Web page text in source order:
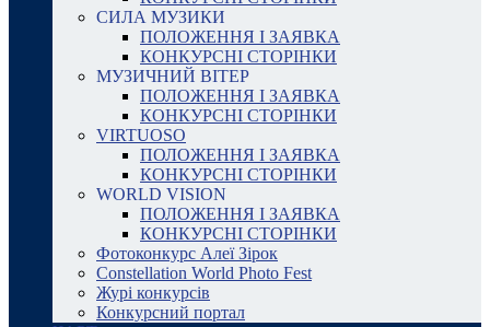
СИЛА МУЗИКИ
ПОЛОЖЕННЯ І ЗАЯВКА
КОНКУРСНІ СТОРІНКИ
МУЗИЧНИЙ ВІТЕР
ПОЛОЖЕННЯ І ЗАЯВКА
КОНКУРСНІ СТОРІНКИ
VIRTUOSO
ПОЛОЖЕННЯ І ЗАЯВКА
КОНКУРСНІ СТОРІНКИ
WORLD VISION
ПОЛОЖЕННЯ І ЗАЯВКА
КОНКУРСНІ СТОРІНКИ
Фотоконкурс Алеї Зірок
Constellation World Photo Fest
Журі конкурсів
Конкурсний портал